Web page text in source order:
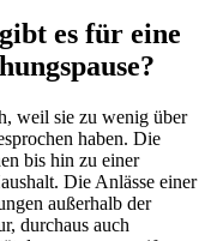
es für eine
weil sie zu wenig über
haben. Die
bis hin zu einer
Die Anlässe einer
außerhalb der
durchaus auch